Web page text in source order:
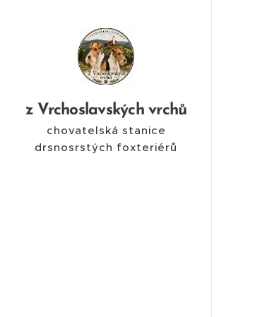
z Vrchoslavských vrchů
chovatelská stanice
drsnosrstých foxteriérů